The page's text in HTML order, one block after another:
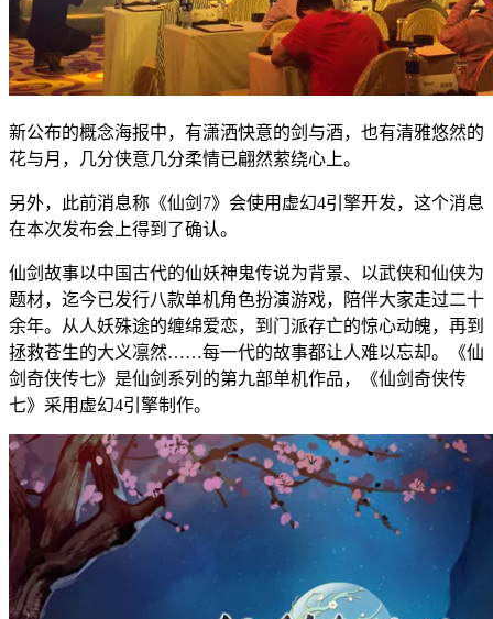
新公布的概念海报中，有潇洒快意的剑与酒，也有清雅悠然的
花与月，几分侠意几分柔情已翩然萦绕心上。
另外，此前消息称《仙剑7》会使用虚幻4引擎开发，这个消息
在本次发布会上得到了确认。
仙剑故事以中国古代的仙妖神鬼传说为背景、以武侠和仙侠为
题材，迄今已发行八款单机角色扮演游戏，陪伴大家走过二十
余年。从人妖殊途的缠绵爱恋，到门派存亡的惊心动魄，再到
拯救苍生的大义凛然……每一代的故事都让人难以忘却。《仙
剑奇侠传七》是仙剑系列的第九部单机作品，《仙剑奇侠传
七》采用虚幻4引擎制作。